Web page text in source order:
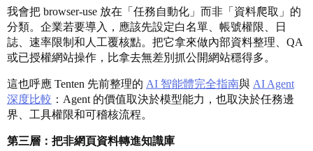
我會把 browser-use 放在「任務自動化」而非「資料爬取」的
分類。企業若要導入，應該先設定白名單、帳號權限、日
誌、速率限制和人工覆核點。把它拿來做內部資料整理、QA
或已授權網站操作，比拿去無差別抓公開網站穩得多。
這也呼應 Tenten 先前整理的 AI 智能體完全指南與 AI Agent
深度比較 ：Agent 的價值取決於模型能力，也取決於任務邊
界、工具權限和可稽核流程。
第三層：把非網頁資料轉進知識庫